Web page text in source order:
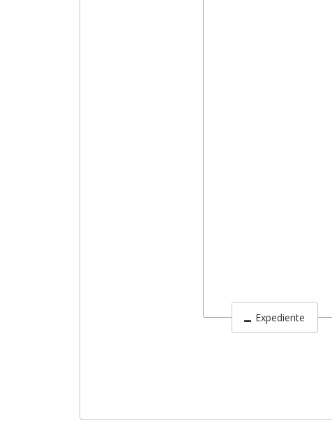
Expediente